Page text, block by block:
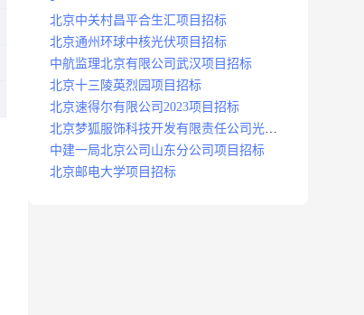
北京中关村昌平合生汇项目招标
北京通州环球中核光伏项目招标
中航监理北京有限公司武汉项目招标
北京十三陵英烈园项目招标
北京速得尔有限公司2023项目招标
北京梦狐服饰科技开发有限责任公司光绿
能项目招标公告
中建一局北京公司山东分公司项目招标
北京邮电大学项目招标